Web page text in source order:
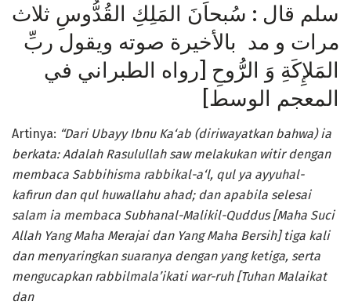
سلم قال : سُبحاَنَ المَلِكِ القُدُّوسِ ثلاث
مرات و مد بالأخيرة صوته ويقول ربِّ
المَلإِكَةِ وَ الرُّوحِ [رواه الطبراني في
المعجم الوسط]
Artinya: “Dari Ubayy Ibnu Ka‘ab (diriwayatkan bahwa) ia
berkata: Adalah Rasulullah saw melakukan witir dengan
membaca Sabbihisma rabbikal-a‘l, qul ya ayyuhal-
kafirun dan qul huwallahu ahad; dan apabila selesai
salam ia membaca Subhanal-Malikil-Quddus [Maha Suci
Allah Yang Maha Merajai dan Yang Maha Bersih] tiga kali
dan menyaringkan suaranya dengan yang ketiga, serta
mengucapkan rabbilmala’ikati war-ruh [Tuhan Malaikat
dan